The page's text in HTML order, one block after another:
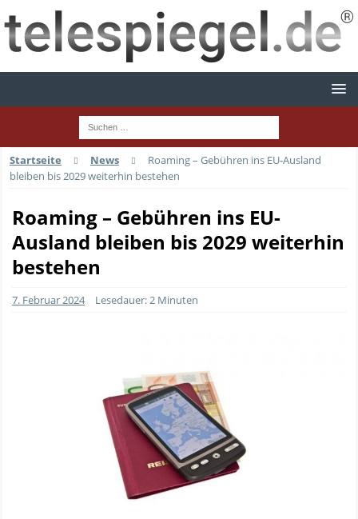
Startseite News
Roaming – Gebühren ins EU-Ausland
bleiben bis 2029 weiterhin bestehen
Roaming – Gebühren ins EU-
Ausland bleiben bis 2029 weiterhin
bestehen
7. Februar 2024 Lesedauer: 2 Minuten